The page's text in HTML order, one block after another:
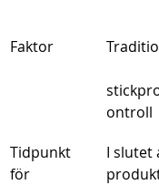
Faktor
ontroll
Tidpunkt
för
I slutet